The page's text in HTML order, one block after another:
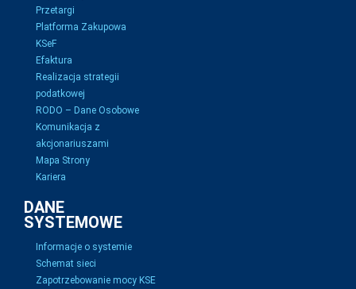
Przetargi
Platforma Zakupowa
KSeF
Efaktura
Realizacja strategii
podatkowej
RODO – Dane Osobowe
Komunikacja z
akcjonariuszami
Mapa Strony
Kariera
DANE
SYSTEMOWE
Informacje o systemie
Schemat sieci
Zapotrzebowanie mocy KSE